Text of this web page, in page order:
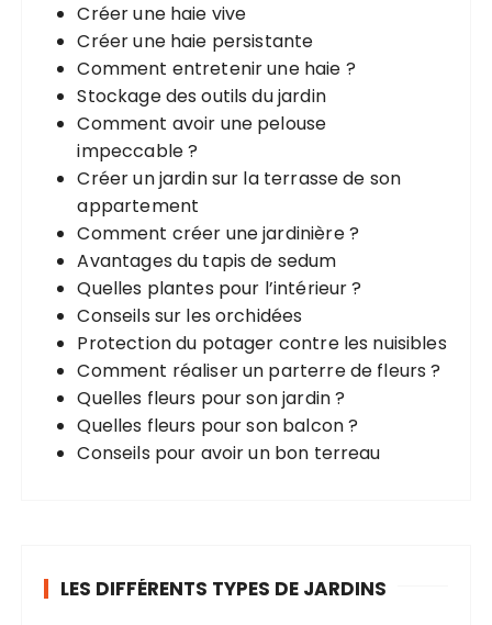
Créer une haie vive
Créer une haie persistante
Comment entretenir une haie ?
Stockage des outils du jardin
Comment avoir une pelouse
impeccable ?
Créer un jardin sur la terrasse de son
appartement
Comment créer une jardinière ?
Avantages du tapis de sedum
Quelles plantes pour l’intérieur ?
Conseils sur les orchidées
Protection du potager contre les nuisibles
Comment réaliser un parterre de fleurs ?
Quelles fleurs pour son jardin ?
Quelles fleurs pour son balcon ?
Conseils pour avoir un bon terreau
LES DIFFÉRENTS TYPES DE JARDINS